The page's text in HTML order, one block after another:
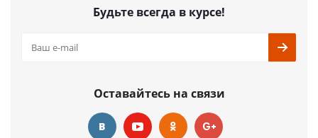
Будьте всегда в курсе!
Оставайтесь на связи